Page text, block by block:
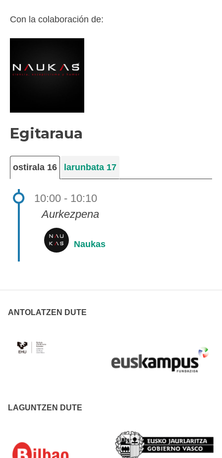
Con la colaboración de:
Egitaraua
ostirala 16 larunbata 17
10:00 - 10:10
Aurkezpena
Naukas
ANTOLATZEN DUTE
LAGUNTZEN DUTE